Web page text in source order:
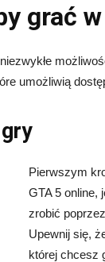
grać
umożliwią
Pierwszym
GTA 5 online,
zrobić
Upewnij się,
której chcesz